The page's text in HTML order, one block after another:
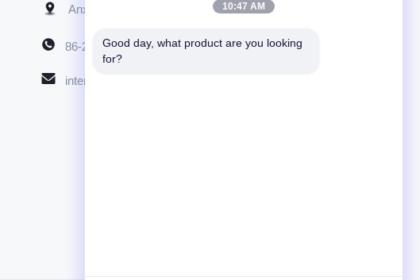
Anxidorp, Yuping-stad, Hongya-provincie, China
86-28-37561966-8:00
intertrade@sclida.com
10:47 AM
Good day, what product are you looking
for?